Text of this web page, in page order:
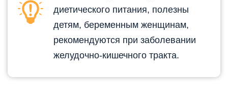
диетического питания, полезны
детям, беременным женщинам,
рекомендуются при заболевании
желудочно-кишечного тракта.